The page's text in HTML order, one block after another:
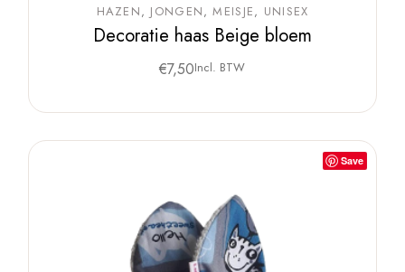
HAZEN JONGEN MEISJE UNISEX
Decoratie haas Beige bloem
€7,50Incl. BTW
Save